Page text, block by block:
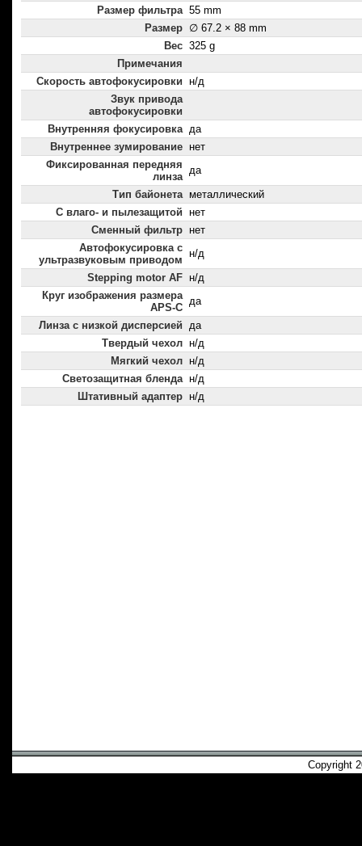
Размер фильтра 55 mm
Размер ∅ 67.2 × 88 mm
Вес 325 g
Примечания
Скорость автофокусировки н/д
Звук привода
автофокусировки
Внутренняя фокусировка да
Внутреннее зумирование нет
Фиксированная передняя
линза
да
Тип байонета металлический
С влаго- и пылезащитой нет
Сменный фильтр нет
Автофокусировка с
ультразвуковым приводом
н/д
Stepping motor AF н/д
Круг изображения размера
APS-C
да
Линза с низкой дисперсией да
Твердый чехол н/д
Мягкий чехол н/д
Светозащитная бленда н/д
Штативный адаптер н/д
Copyright